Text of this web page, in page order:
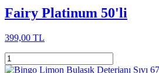
Fairy Platinum 50'li
399,00 TL